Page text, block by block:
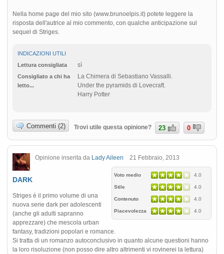
Nella home page del mio sito (www.brunoelpis.it) potete leggere la
risposta dell'autrice al mio commento, con qualche anticipazione sul
sequel di Striges.
INDICAZIONI UTILI
Lettura consigliata
sì
Consigliato a chi ha
letto...
La Chimera di Sebastiano Vassalli.
Under the pyramids di Lovecraft.
Harry Potter
Commenti (2) Trovi utile questa opinione? 23 0
Opinione inserita da Lady Aileen 21 Febbraio, 2013
Voto medio 4.0
Stile 4.0
Contenuto 4.0
Piacevolezza 4.0
DARK
Striges è il primo volume di una
nuova serie dark per adolescenti
(anche gli adulti sapranno
apprezzare) che mescola urban
fantasy, tradizioni popolari e romance.
Si tratta di un romanzo autoconclusivo in quanto alcune questioni hanno
la loro risoluzione (non posso dire altro altrimenti vi rovinerei la lettura)